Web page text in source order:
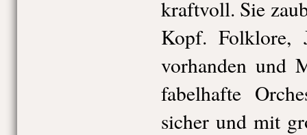
kraftvoll. Sie
Kopf. Folklore,
vorhanden und
fabelhafte
sicher und mit